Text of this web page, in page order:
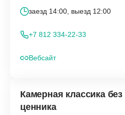
заезд 14:00, выезд 12:00
+7 812 334-22-33
Вебсайт
Камерная классика
ценника